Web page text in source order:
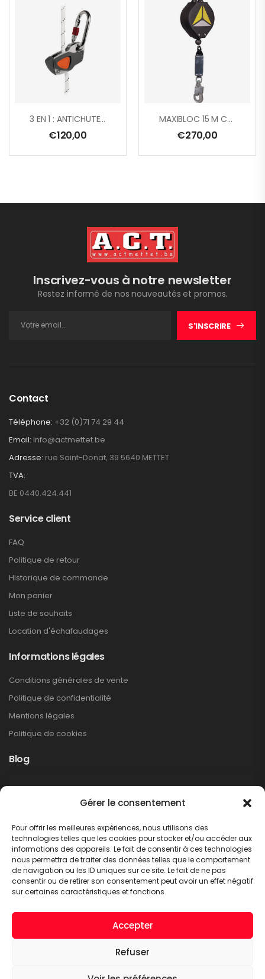
Gérer le consentement
Pour offrir les meilleures expériences, nous utilisons des
technologies telles que les cookies pour stocker et/ou accéder aux
informations des appareils. Le fait de consentir à ces technologies
nous permettra de traiter des données telles que le comportement
de navigation ou les ID uniques sur ce site. Le fait de ne pas
consentir ou de retirer son consentement peut avoir un effet négatif
sur certaines caractéristiques et fonctions.
Accepter
Refuser
3 EN 1 : ANTICHUTE COULISSANT + BLOQUEUR SUR CORDE + TENDEUR DE LONGE + 1 AM002
€120,00
MAXIBLOC 15 M CÂBLE ACIER GALVANISÉ Ø 4 MM + 1 AM016
€270,00
Inscrivez-vous à notre newsletter
Restez informé de nos nouveautés et promos.
S'INSCRIRE
Contact
Téléphone: +32 (0)71 74 29 44
Email: info@actmettet.be
Adresse: rue Saint-Donat, 39 5640 METTET
TVA:
BE 0440.424.441
Service client
FAQ
Politique de retour
Historique de commande
Mon panier
Liste de souhaits
Location d'échafaudages
Informations légales
Conditions générales de vente
Politique de confidentialité
Mentions légales
Politique de cookies
Blog
Non classé
LIRE PLUS